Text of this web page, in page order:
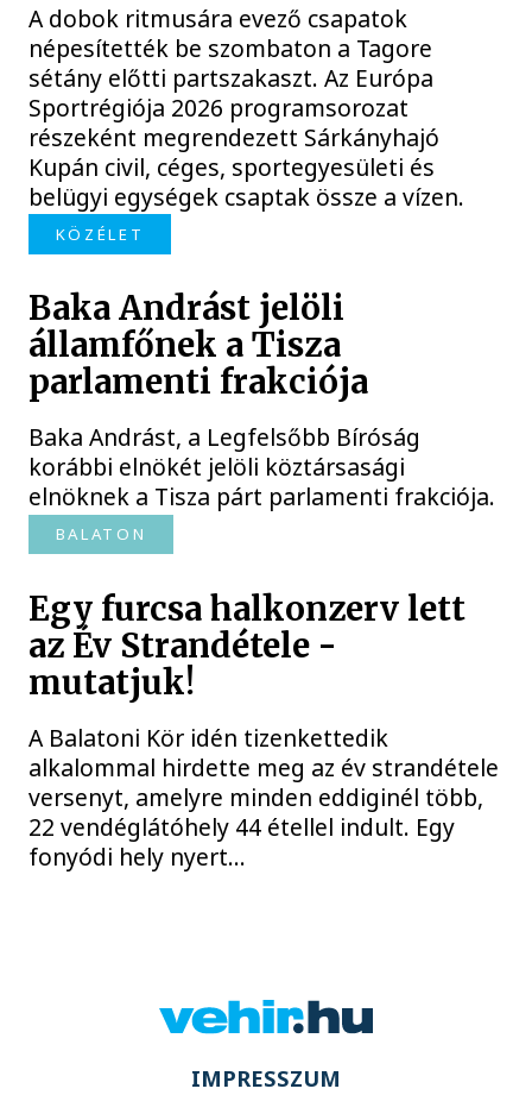
A dobok ritmusára evező csapatok
népesítették be szombaton a Tagore
sétány előtti partszakaszt. Az Európa
Sportrégiója 2026 programsorozat
részeként megrendezett Sárkányhajó
Kupán civil, céges, sportegyesületi és
belügyi egységek csaptak össze a vízen.
KÖZÉLET
Baka Andrást jelöli
államfőnek a Tisza
parlamenti frakciója
Baka Andrást, a Legfelsőbb Bíróság
korábbi elnökét jelöli köztársasági
elnöknek a Tisza párt parlamenti frakciója.
BALATON
Egy furcsa halkonzerv lett
az Év Strandétele -
mutatjuk!
A Balatoni Kör idén tizenkettedik
alkalommal hirdette meg az év strandétele
versenyt, amelyre minden eddiginél több,
22 vendéglátóhely 44 étellel indult. Egy
fonyódi hely nyert...
IMPRESSZUM